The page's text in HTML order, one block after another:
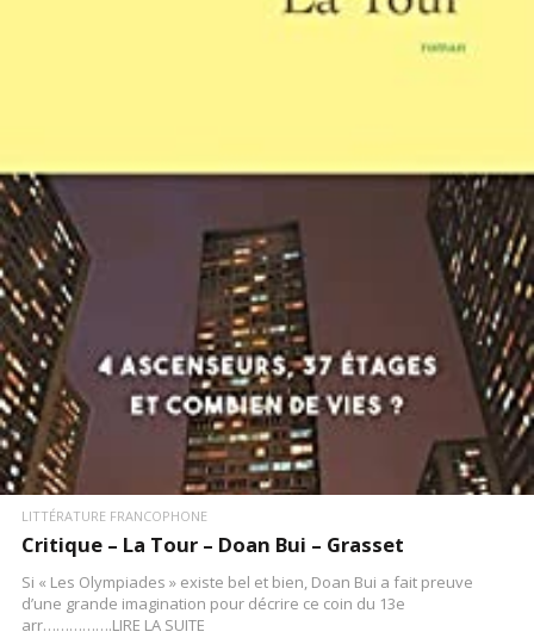
LIRE LA SUITE
LITTÉRATURE FRANCOPHONE
Critique – La Tour – Doan Bui – Grasset
Si « Les Olympiades » existe bel et bien, Doan Bui a fait preuve
d’une grande imagination pour décrire ce coin du 13e
arr…………….LIRE LA SUITE